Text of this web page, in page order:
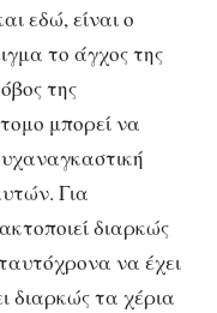
εδώ, είναι ο
το άγχος της
της
μπορεί να
Για
διαρκώς
να έχει
διαρκώς τα χέρια